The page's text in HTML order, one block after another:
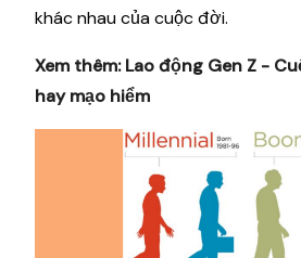
khác nhau của cuộc đời.
Xem thêm: Lao động Gen Z -
hay mạo hiểm